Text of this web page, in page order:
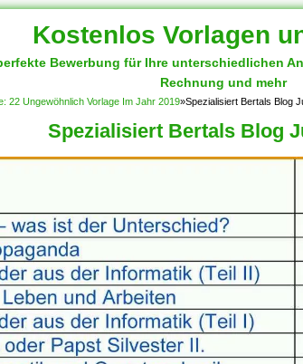
Kostenlos Vorlagen
Bewerbung für Ihre unterschiedlichen
Rechnung und mehr
22 Ungewöhnlich Vorlage Im Jahr 2019»Spezialisiert Bertals Blog
Spezialisiert Bertals Blog